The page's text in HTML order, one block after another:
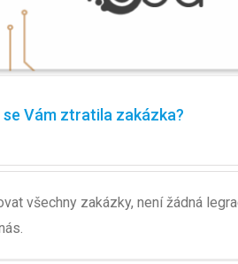
Vám ztratila zakázka?
všechny zakázky, není žádná